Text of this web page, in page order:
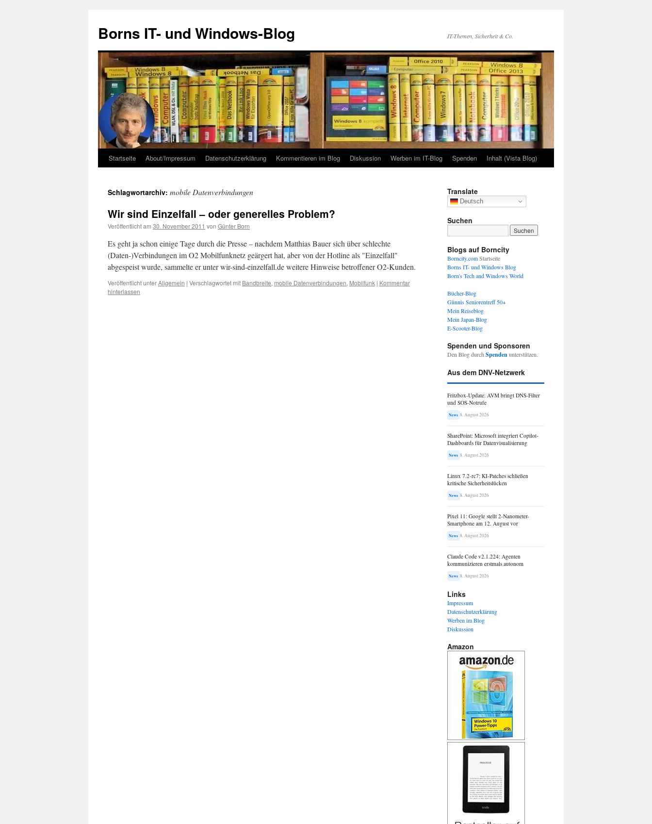
springen
Borns IT- und Windows-Blog IT-Themen, Sicherheit & Co.
Startseite About/Impressum Datenschutzerklärung Kommentieren im Blog Diskussion Werben im IT-Blog Spenden Inhalt (Vista Blog)
Schlagwortarchiv: mobile Datenverbindungen
Wir sind Einzelfall – oder generelles Problem?
Veröffentlicht am 30. November 2011 von Günter Born
Es geht ja schon einige Tage durch die Presse – nachdem Matthias Bauer sich über schlechte
(Daten-)Verbindungen im O2 Mobilfunknetz geärgert hat, aber von der Hotline als "Einzelfall"
abgespeist wurde, sammelte er unter wir-sind-einzelfall.de weitere Hinweise betroffener O2-Kunden.
Veröffentlicht unterAllgemein | Verschlagwortet mit Bandbreite, mobile Datenverbindungen, Mobilfunk | Kommentar
hinterlassen
Translate
Deutsch
Suchen
Blogs auf Borncity
Borncity.comStartseite
Borns IT- und Windows Blog
Born's Tech and Windows World
Bücher-Blog
Günnis Seniorentreff 50+
Mein Reiseblog
Mein Japan-Blog
E-Scooter-Blog
Spenden und Sponsoren
Den Blog durch Spendenunterstützen.
Aus dem DNV-Netzwerk
Fritzbox-Update: AVM bringt DNS-Filter
und SOS-Notrufe
News 8. August 2026
SharePoint: Microsoft integriert Copilot-
Dashboards für Datenvisualisierung
News 8. August 2026
Linux 7.2-rc7: KI-Patches schließen
kritische Sicherheitslücken
News 8. August 2026
Pixel 11: Google stellt 2-Nanometer-
Smartphone am 12. August vor
News 8. August 2026
Claude Code v2.1.224: Agenten
kommunizieren erstmals autonom
News 8. August 2026
Links
Impressum
Datenschutzerklärung
Werben im Blog
Diskussion
Amazon